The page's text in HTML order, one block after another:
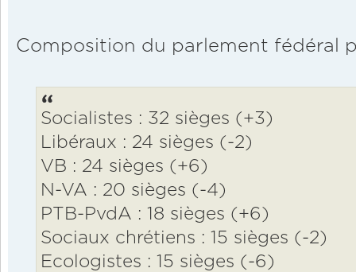
Composition du parlement fédéral
Socialistes : 32 sièges (+3)
Libéraux : 24 sièges (-2)
VB : 24 sièges (+6)
N-VA : 20 sièges (-4)
PTB-PvdA : 18 sièges (+6)
Sociaux chrétiens : 15 sièges (-2)
Ecologistes : 15 sièges (-6)